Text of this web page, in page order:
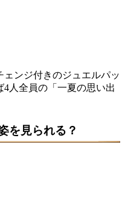
ンジ付きのジュエルパッ
人全員の「一夏の思い出
を見られる？